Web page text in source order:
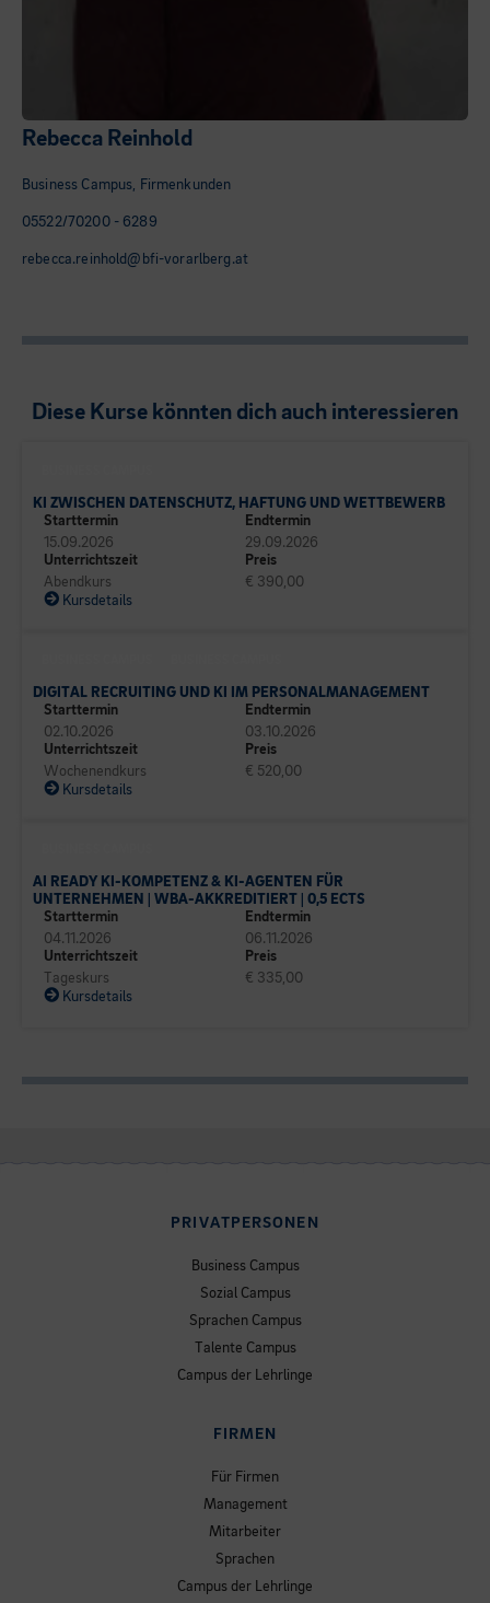
Rebecca Reinhold
Business Campus, Firmenkunden
05522/70200 - 6289
rebecca.reinhold@bfi-vorarlberg.at
Diese Kurse könnten dich auch interessieren
KI ZWISCHEN DATENSCHUTZ, HAFTUNG UND WETTBEWERB
Starttermin
15.09.2026
Endtermin
29.09.2026
Unterrichtszeit
Abendkurs
Preis
€ 390,00
Kursdetails
DIGITAL RECRUITING UND KI IM PERSONALMANAGEMENT
Starttermin
02.10.2026
Endtermin
03.10.2026
Unterrichtszeit
Wochenendkurs
Preis
€ 520,00
Kursdetails
AI READY KI-KOMPETENZ & KI-AGENTEN FÜR
UNTERNEHMEN | WBA-AKKREDITIERT | 0,5 ECTS
Starttermin
04.11.2026
Endtermin
06.11.2026
Unterrichtszeit
Tageskurs
Preis
€ 335,00
Kursdetails
PRIVATPERSONEN
Business Campus
Sozial Campus
Sprachen Campus
Talente Campus
Campus der Lehrlinge
FIRMEN
Für Firmen
Management
Mitarbeiter
Sprachen
Campus der Lehrlinge